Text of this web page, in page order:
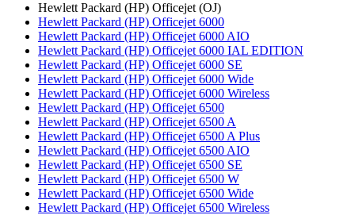
Hewlett Packard (HP) Officejet (OJ)
Hewlett Packard (HP) Officejet 6000
Hewlett Packard (HP) Officejet 6000 AIO
Hewlett Packard (HP) Officejet 6000 IAL EDITION
Hewlett Packard (HP) Officejet 6000 SE
Hewlett Packard (HP) Officejet 6000 Wide
Hewlett Packard (HP) Officejet 6000 Wireless
Hewlett Packard (HP) Officejet 6500
Hewlett Packard (HP) Officejet 6500 A
Hewlett Packard (HP) Officejet 6500 A Plus
Hewlett Packard (HP) Officejet 6500 AIO
Hewlett Packard (HP) Officejet 6500 SE
Hewlett Packard (HP) Officejet 6500 W
Hewlett Packard (HP) Officejet 6500 Wide
Hewlett Packard (HP) Officejet 6500 Wireless